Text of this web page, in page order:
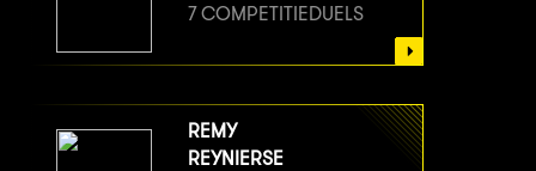
7 COMPETITIEDUELS
REMY
REYNIERSE